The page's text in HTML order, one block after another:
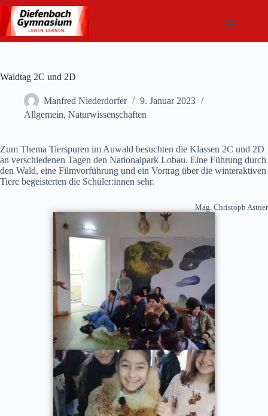
Zum
Inhalt
springen
Waldtag 2C und 2D
Manfred Niederdorfer
9. Januar 2023
Allgemein, Naturwissenschaften
Zum Thema Tierspuren im Auwald besuchten die Klassen 2C und 2D
an verschiedenen Tagen den Nationalpark Lobau. Eine Führung durch
den Wald, eine Filmvorführung und ein Vortrag über die winteraktiven
Tiere begeisterten die Schüler:innen sehr.
Mag. Christoph Astner